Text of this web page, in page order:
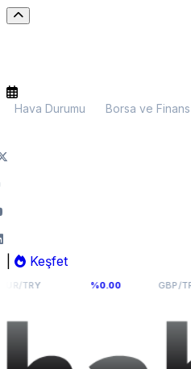
Hava Durumu Borsa ve Finans
Keşfet
GBP/TRY 64,291